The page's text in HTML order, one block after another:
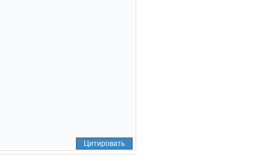
Цитировать